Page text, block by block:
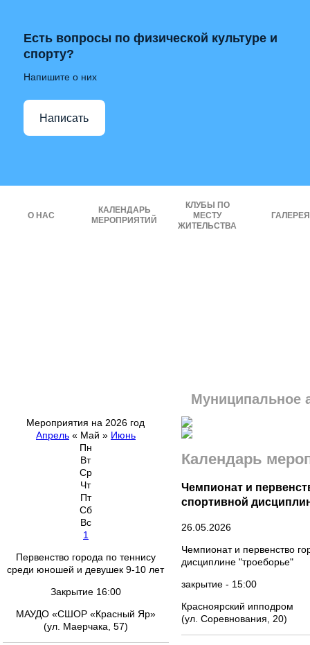
Есть вопросы по физической культуре и
спорту?
Напишите о них
Написать
О НАС
КАЛЕНДАРЬ
МЕРОПРИЯТИЙ
КЛУБЫ ПО
МЕСТУ
ЖИТЕЛЬСТВА
ГАЛЕРЕЯ
Муниципальное
Мероприятия на 2026 год
Апрель « Май » Июнь
Пн
Вт
Ср
Чт
Пт
Сб
Вс
1
Первенство города по теннису
среди юношей и девушек 9-10 лет
Закрытие 16:00
МАУДО «СШОР «Красный Яр»
(ул. Маерчака, 57)
Календарь
Чемпионат и
спортивной
26.05.2026
Чемпионат и первенство
дисциплине "троеборье"
закрытие - 15:00
Красноярский ипподром
(ул. Соревнования, 20)